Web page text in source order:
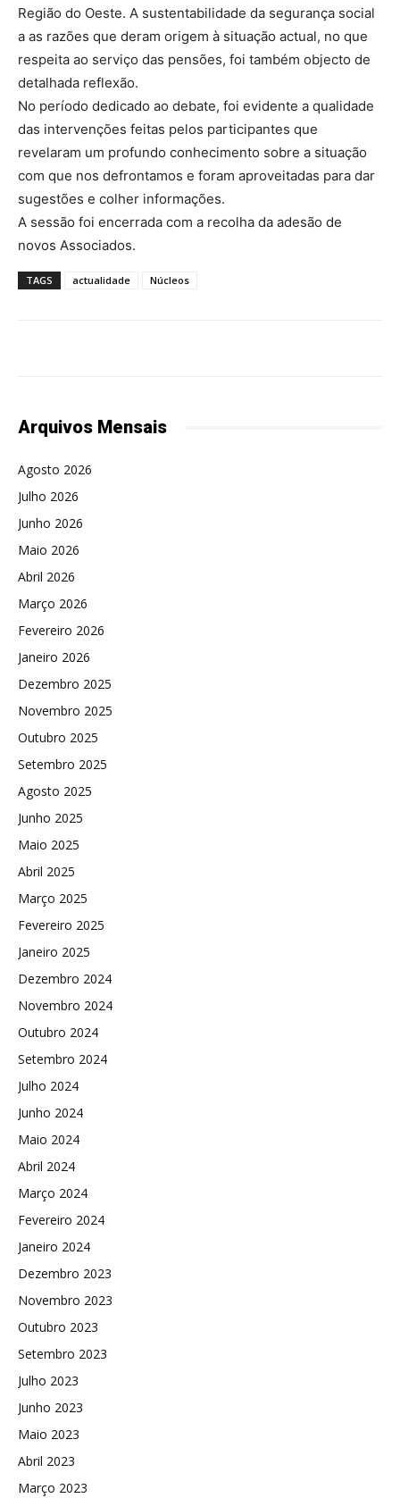
Região do Oeste. A sustentabilidade da segurança social
a as razões que deram origem à situação actual, no que
respeita ao serviço das pensões, foi também objecto de
detalhada reflexão.
No período dedicado ao debate, foi evidente a qualidade
das intervenções feitas pelos participantes que
revelaram um profundo conhecimento sobre a situação
com que nos defrontamos e foram aproveitadas para dar
sugestões e colher informações.
A sessão foi encerrada com a recolha da adesão de
novos Associados.
TAGS actualidade Núcleos
Arquivos Mensais
Agosto 2026
Julho 2026
Junho 2026
Maio 2026
Abril 2026
Março 2026
Fevereiro 2026
Janeiro 2026
Dezembro 2025
Novembro 2025
Outubro 2025
Setembro 2025
Agosto 2025
Junho 2025
Maio 2025
Abril 2025
Março 2025
Fevereiro 2025
Janeiro 2025
Dezembro 2024
Novembro 2024
Outubro 2024
Setembro 2024
Julho 2024
Junho 2024
Maio 2024
Abril 2024
Março 2024
Fevereiro 2024
Janeiro 2024
Dezembro 2023
Novembro 2023
Outubro 2023
Setembro 2023
Julho 2023
Junho 2023
Maio 2023
Abril 2023
Março 2023